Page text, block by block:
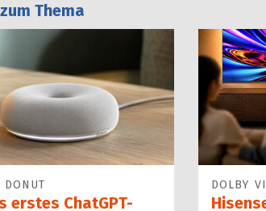
Thema
DONUT
erstes ChatGPT-
DOLBY